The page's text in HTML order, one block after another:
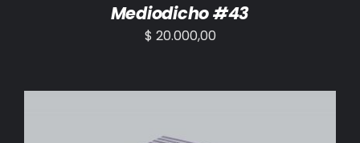
Mediodicho #43
$ 20.000,00